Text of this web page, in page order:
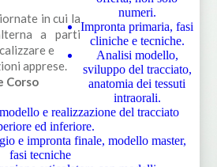
in cui la
a parti
e
apprese.
Corso
numeri.
Impronta primaria, fasi
cliniche e tecniche.
Analisi modello,
sviluppo del tracciato,
anatomia dei tessuti
intraorali.
e realizzazione del tracciato
ed inferiore.
e impronta finale, modello master,
fasi tecniche